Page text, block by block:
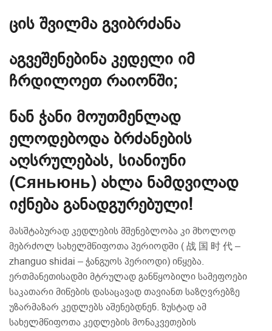
ცის შვილმა გვიბრძანა
აგვეშენებინა კედელი იმ
ჩრდილოეთ რაიონში;
ნან ჭანი მოუთმენლად
ელოდებოდა ბრძანების
აღსრულებას, სიანიუნი
(Сяньюнь) ახლა ნამდვილად
იქნება განადგურებული!
მასშტაბურად კედლების მშენებლობა კი მხოლოდ
მებრძოლ სახელმწიფოთა პერიოდში ( 战 国 时 代 –
zhanguo shidai – ჭანგუოს პერიოდი) იწყება.
ერთმანეთისადმი მტრულად განწყობილი სამეფოები
საკათარი მიწების დასაცავად თავიანთ საზღვრებზე
უზარმაზარ კედლებს აშენებდნენ. ზუსტად ამ
სახელმწიფოთა კედლების მონაკვეთების